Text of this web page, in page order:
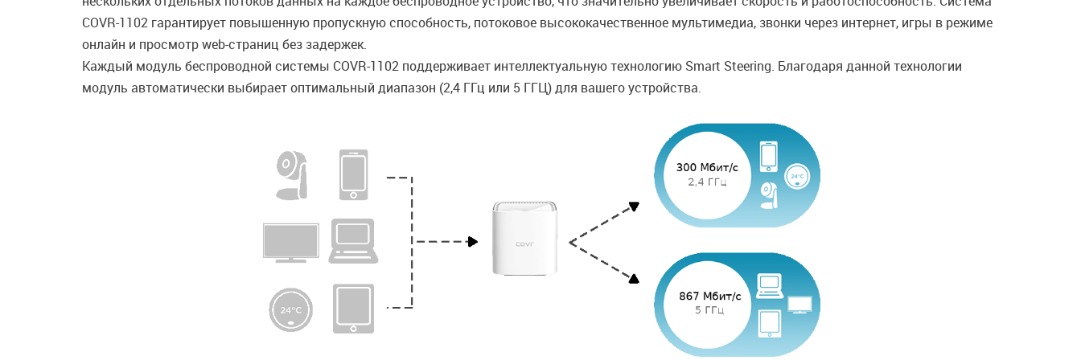
COVR-1102 гарантирует повышенную пропускную способность, потоковое высококачественное мультимедиа, звонки через интернет, игры в режиме
онлайн и просмотр web-страниц без задержек.
Каждый модуль беспроводной системы COVR-1102 поддерживает интеллектуальную технологию Smart Steering. Благодаря данной технологии
модуль автоматически выбирает оптимальный диапазон (2,4 ГГц или 5 ГГЦ) для вашего устройства.